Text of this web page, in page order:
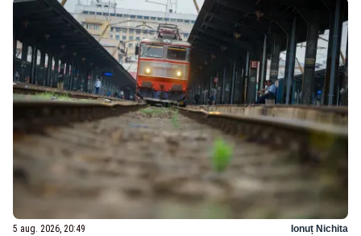
5 aug. 2026, 20:49 Ionuț Nichita